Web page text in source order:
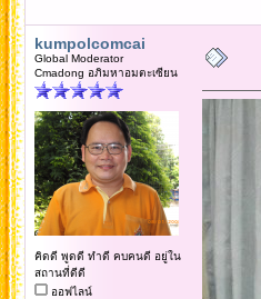
kumpolcomcai
Global Moderator
Cmadong อภิมหาอมตะเซียน
คิดดี พูดดี ทำดี คบคนดี อยู่ใน
สถานที่ดีดี
ออฟไลน์